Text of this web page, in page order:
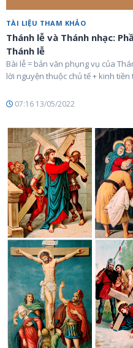
TÀI LIỆU THAM KHẢO
Thánh lễ và Thánh nhạc:
Thánh lễ
Bài lễ = bản văn phụng vụ của
lời nguyện thuộc chủ tế + kinh tiền
07:16 13/05/2022